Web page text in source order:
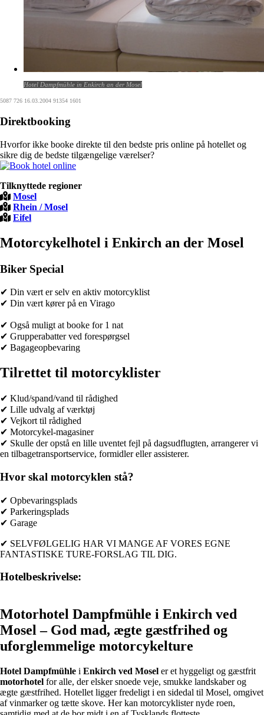
Hotel Dampfmühle in Enkirch an der Mosel
5087 726 16.03.2004 91354 1601
Direktbooking
Hvorfor ikke booke direkte til den bedste pris online på hotellet og
sikre dig de bedste tilgængelige værelser?
Tilknyttede regioner
Mosel
Rhein / Mosel
Eifel
Motorcykelhotel i Enkirch an der Mosel
Biker Special
✔ Din vært er selv en aktiv motorcyklist
✔ Din vært kører på en Virago
✔ Også muligt at booke for 1 nat
✔ Grupperabatter ved forespørgsel
✔ Bagageopbevaring
Tilrettet til motorcyklister
✔ Klud/spand/vand til rådighed
✔ Lille udvalg af værktøj
✔ Vejkort til rådighed
✔ Motorcykel-magasiner
✔ Skulle der opstå en lille uventet fejl på dagsudflugten, arrangerer vi
en tilbagetransportservice, formidler eller assisterer.
Hvor skal motorcyklen stå?
✔ Opbevaringsplads
✔ Parkeringsplads
✔ Garage
✔ SELVFØLGELIG HAR VI MANGE AF VORES EGNE
FANTASTISKE TURE-FORSLAG TIL DIG.
Hotelbeskrivelse:
Motorhotel Dampfmühle i Enkirch ved
Mosel – God mad, ægte gæstfrihed og
uforglemmelige motorcykelture
Hotel Dampfmühle i Enkirch ved Mosel er et hyggeligt og gæstfrit
motorhotel for alle, der elsker snoede veje, smukke landskaber og
ægte gæstfrihed. Hotellet ligger fredeligt i en sidedal til Mosel, omgivet
af vinmarker og tætte skove. Her kan motorcyklister nyde roen,